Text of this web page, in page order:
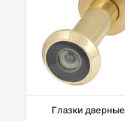
Глазки дверные